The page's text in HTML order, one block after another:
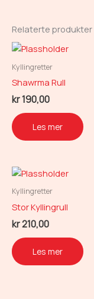
Relaterte produkter
Kyllingretter
Shawrma Rull
kr190,00
Les mer
Kyllingretter
Stor Kyllingrull
kr210,00
Les mer